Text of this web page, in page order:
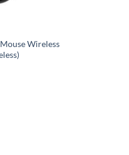
Wireless